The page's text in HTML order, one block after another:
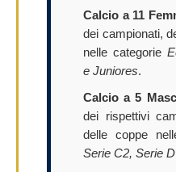
Calcio a 11
dei campionati,
nelle categorie
e Juniores.
Calcio a 5
dei rispettivi
delle coppe
Serie C2, Serie